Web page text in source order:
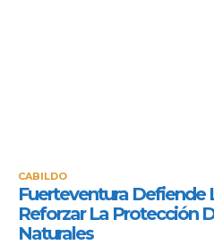
CABILDO
Fuerteventura Defiende
Reforzar La Protección
Naturales